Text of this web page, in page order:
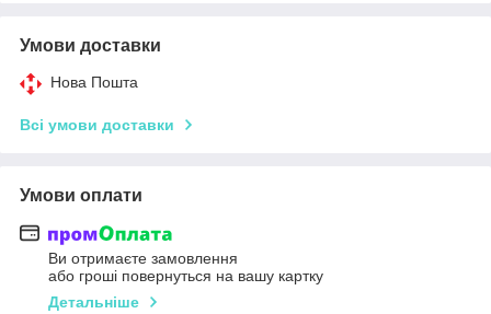
Умови доставки
Нова Пошта
Всі умови доставки
Умови оплати
Ви отримаєте замовлення
або гроші повернуться на вашу картку
Детальніше